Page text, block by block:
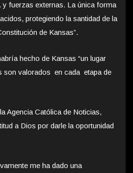
y fuerzas externas. La única forma
protegiendo la santidad de la
de Kansas”.
hecho de Kansas “un lugar
son valorados en cada etapa de
Agencia Católica de Noticias,
a Dios por darle la oportunidad
me ha dado una